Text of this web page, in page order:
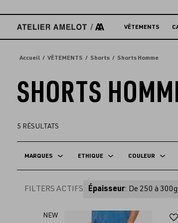
directement
contenu
VÊTEMENTS
Accueil VÊTEMENTS Shorts Shorts Homme
SHORTS
5 RÉSULTATS
MARQUES ETHIQUE COULEUR
FILTERS ACTIFS Épaisseur: De 250 à 300g
NEW